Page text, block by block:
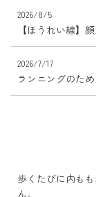
2026/8/5
【ほうれい線】
2026/7/17
ランニングのた
歩くたびに内も
ん。